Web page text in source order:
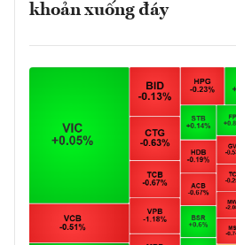
khoản xuống đáy